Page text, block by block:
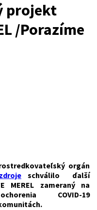
projekt
/Porazíme
orgán
schválilo ďalší
MEREL zameraný na
COVID-19